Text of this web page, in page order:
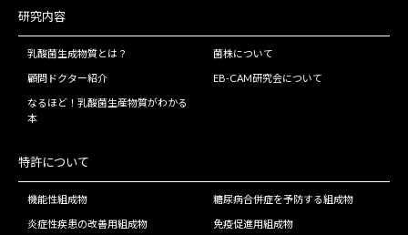
研究内容
乳酸菌生成物質とは？ 菌株について
顧問ドクター紹介 EB-CAM研究会について
なるほど！乳酸菌生産物質がわかる
本
特許について
機能性組成物 糖尿病合併症を予防する組成物
炎症性疾患の改善用組成物 免疫促進用組成物